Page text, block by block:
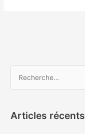
h
Articles récents